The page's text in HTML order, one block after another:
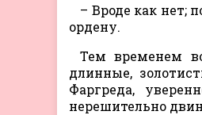
– Вроде как нет;
ордену.
Тем временем
длинные,
Фаргреда,
нерешительно